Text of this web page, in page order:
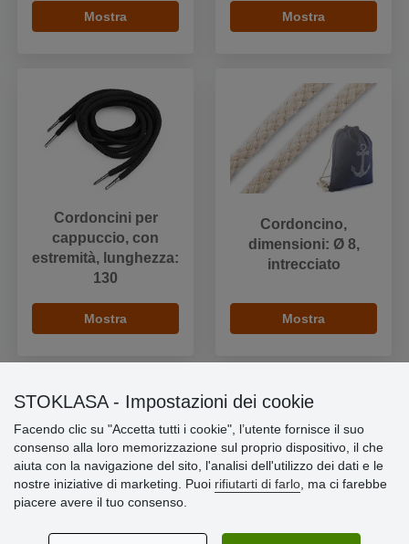
Mostra Mostra
Cordoncini per
cappuccio, con
estremità, lunghezza:
130
Mostra
Cordoncino,
dimensioni: Ø 8,
intrecciato
Mostra
Informazioni importanti
» Impostazioni dei cookie
» Termini & Condizioni
» Informativa sulla Privacy
STOKLASA - Impostazioni dei cookie
Facendo clic su "Accetta tutti i cookie", l’utente fornisce il suo
consenso alla loro memorizzazione sul proprio dispositivo, il che
aiuta con la navigazione del sito, l'analisi dell'utilizzo dei dati e le
nostre iniziative di marketing. Puoi rifiutarti di farlo , ma ci farebbe
piacere avere il tuo consenso.